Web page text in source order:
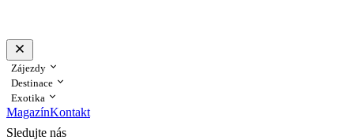
Zájezdy
Destinace
Exotika
MagazínKontakt
Sledujte nás